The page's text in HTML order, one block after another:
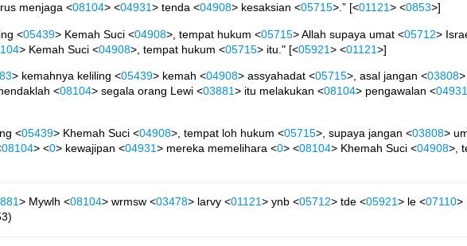
menjaga <08104> <04931> tenda <04908> kesaksian <05715>.” [<01121> <0853>]
<05439> Kemah Suci <04908>, tempat hukum <05715> Allah supaya umat <05712>
> Kemah Suci <04908>, tempat hukum <05715> itu." [<05921> <01121>]
> kemahnya keliling <05439> kemah <04908> assyahadat <05715>, asal jangan <03808
<08104> segala orang Lewi <03881> itu melakukan <08104> pengawalan <04931
<05439> Khemah Suci <04908>, tempat loh hukum <05715>, supaya jangan <03808>
08104> <0> kewajipan <04931> mereka memelihara <0> <08104> Khemah Suci <04908>,
> Mywlh <08104> wrmsw <03478> larvy <01121> ynb <05712> tde <05921> le <07110>